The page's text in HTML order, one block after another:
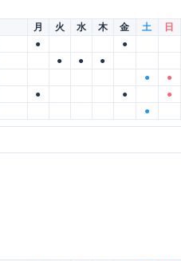
月 火 水 木 金 土 日
●
●
● ●
●
●
●
● ●
●
●